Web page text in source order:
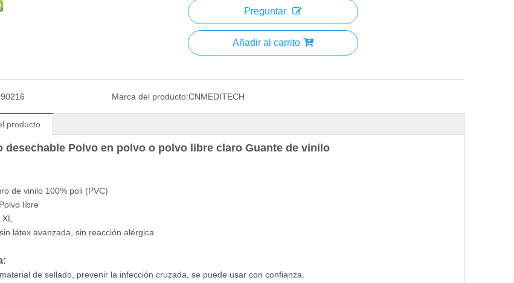
Preguntar
Añadir al carrito
Marca del producto:CNMEDITECH
producto
desechable Polvo en polvo o polvo libre claro Guante de vinilo
de vinilo 100% poli (PVC)
libre
látex avanzada, sin reacción alérgica.
de sellado, prevenir la infección cruzada, se puede usar con confianza.